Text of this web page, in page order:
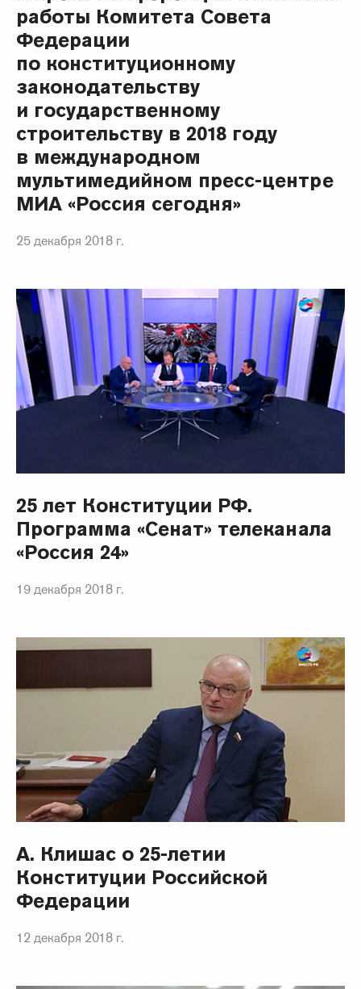
работы Комитета Совета
Федерации
по конституционному
законодательству
и государственному
строительству в 2018 году
в международном
мультимедийном пресс-центре
МИА «Россия сегодня»
25 декабря 2018 г.
25 лет Конституции РФ.
Программа «Сенат» телеканала
«Россия 24»
19 декабря 2018 г.
А. Клишас о 25-летии
Конституции Российской
Федерации
12 декабря 2018 г.